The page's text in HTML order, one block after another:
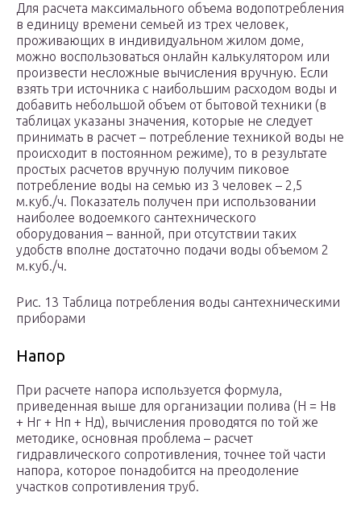
Для расчета максимального объема водопотребления
в единицу времени семьей из трех человек,
проживающих в индивидуальном жилом доме,
можно воспользоваться онлайн калькулятором или
произвести несложные вычисления вручную. Если
взять три источника с наибольшим расходом воды и
добавить небольшой объем от бытовой техники (в
таблицах указаны значения, которые не следует
принимать в расчет – потребление техникой воды не
происходит в постоянном режиме), то в результате
простых расчетов вручную получим пиковое
потребление воды на семью из 3 человек – 2,5
м.куб./ч. Показатель получен при использовании
наиболее водоемкого сантехнического
оборудования – ванной, при отсутствии таких
удобств вполне достаточно подачи воды объемом 2
м.куб./ч.
Рис. 13 Таблица потребления воды сантехническими
приборами
Напор
При расчете напора используется формула,
приведенная выше для организации полива (Н = Нв
+ Нг + Нп + Нд), вычисления проводятся по той же
методике, основная проблема – расчет
гидравлического сопротивления, точнее той части
напора, которое понадобится на преодоление
участков сопротивления труб.